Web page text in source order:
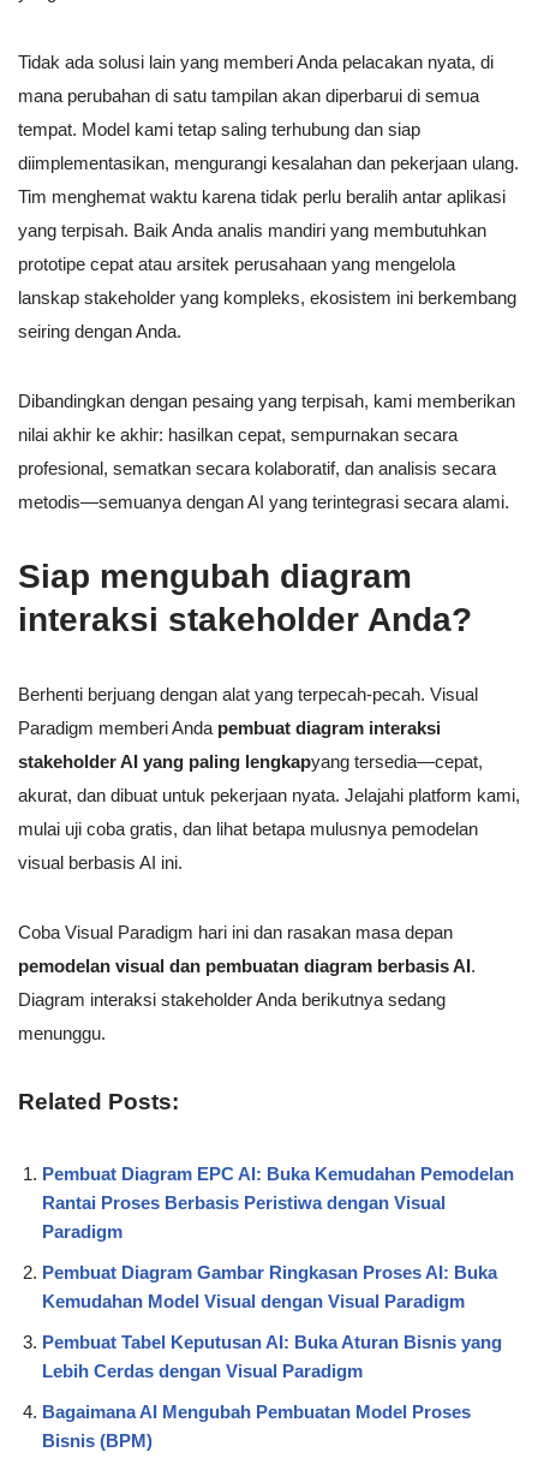
Tidak ada solusi lain yang memberi Anda pelacakan nyata, di
mana perubahan di satu tampilan akan diperbarui di semua
tempat. Model kami tetap saling terhubung dan siap
diimplementasikan, mengurangi kesalahan dan pekerjaan ulang.
Tim menghemat waktu karena tidak perlu beralih antar aplikasi
yang terpisah. Baik Anda analis mandiri yang membutuhkan
prototipe cepat atau arsitek perusahaan yang mengelola
lanskap stakeholder yang kompleks, ekosistem ini berkembang
seiring dengan Anda.
Dibandingkan dengan pesaing yang terpisah, kami memberikan
nilai akhir ke akhir: hasilkan cepat, sempurnakan secara
profesional, sematkan secara kolaboratif, dan analisis secara
metodis—semuanya dengan AI yang terintegrasi secara alami.
Siap mengubah diagram
interaksi stakeholder Anda?
Berhenti berjuang dengan alat yang terpecah-pecah. Visual
Paradigm memberi Anda pembuat diagram interaksi
stakeholder AI yang paling lengkapyang tersedia—cepat,
akurat, dan dibuat untuk pekerjaan nyata. Jelajahi platform kami,
mulai uji coba gratis, dan lihat betapa mulusnya pemodelan
visual berbasis AI ini.
Coba Visual Paradigm hari ini dan rasakan masa depan
pemodelan visual dan pembuatan diagram berbasis AI.
Diagram interaksi stakeholder Anda berikutnya sedang
menunggu.
Related Posts:
Pembuat Diagram EPC AI: Buka Kemudahan Pemodelan
Rantai Proses Berbasis Peristiwa dengan Visual
Paradigm
Pembuat Diagram Gambar Ringkasan Proses AI: Buka
Kemudahan Model Visual dengan Visual Paradigm
Pembuat Tabel Keputusan AI: Buka Aturan Bisnis yang
Lebih Cerdas dengan Visual Paradigm
Bagaimana AI Mengubah Pembuatan Model Proses
Bisnis (BPM)